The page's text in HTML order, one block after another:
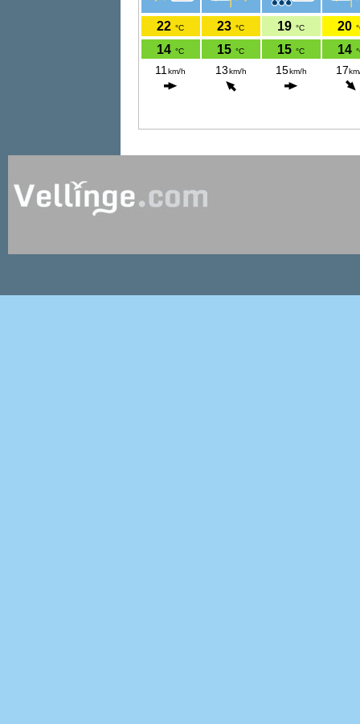
Nu lyser julekorren på Lilla
Läs mer »»
Bäst i klassen igen. Vellinge
såklart!
Läs mer »»
Fotevikens meny i toppklass
Mopperun slog rekord 2016